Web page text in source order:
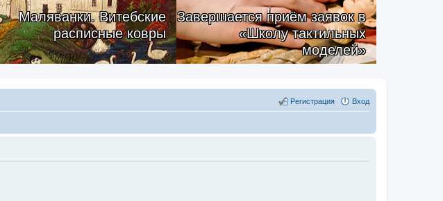
Маляванки. Витебские
расписные ковры
Завершается приём заявок в
«Школу тактильных
моделей»
Вход
Регистрация